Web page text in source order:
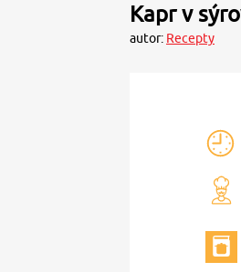
Kapr v
autor: Recepty